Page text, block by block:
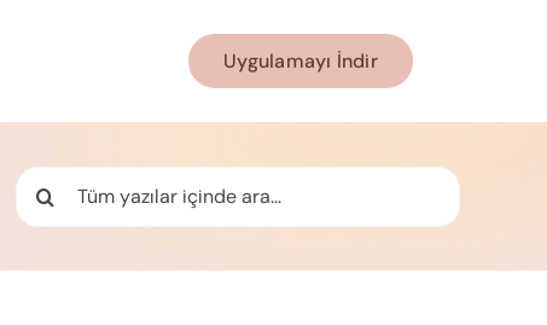
Uygulamayı İndir
Ara: